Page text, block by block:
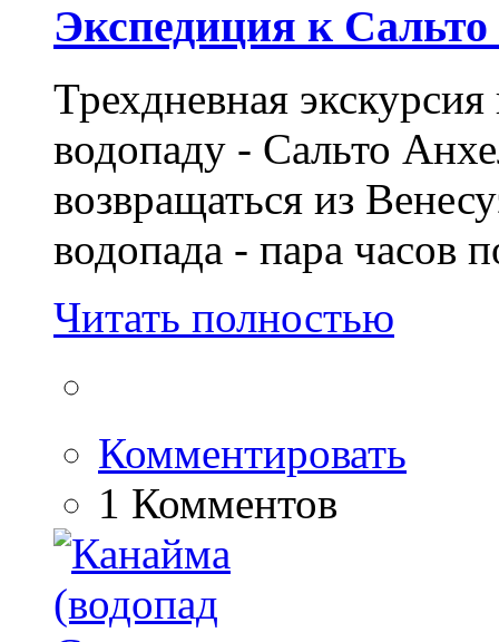
Экспедиция к
Трехдневная
водопаду - Сальто
возвращаться из
водопада - пара часов
Читать полностью
Комментировать
1 Комментов